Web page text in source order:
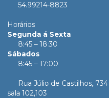
54.99214-8823
Horários
Segunda á Sexta
8:45 – 18:30
Sábados
8:45 – 17:00
Rua Júlio de Castilhos, 734
sala 102,103